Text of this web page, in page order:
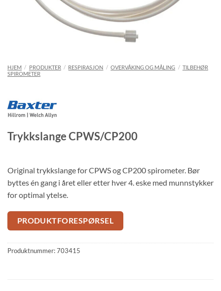
HJEM / PRODUKTER / RESPIRASJON / OVERVÅKING OG MÅLING / TILBEHØR
SPIROMETER
Trykkslange CPWS/CP200
Original trykkslange for CPWS og CP200 spirometer. Bør
byttes én gang i året eller etter hver 4. eske med munnstykker
for optimal ytelse.
PRODUKTFORESPØRSEL
Produktnummer:703415